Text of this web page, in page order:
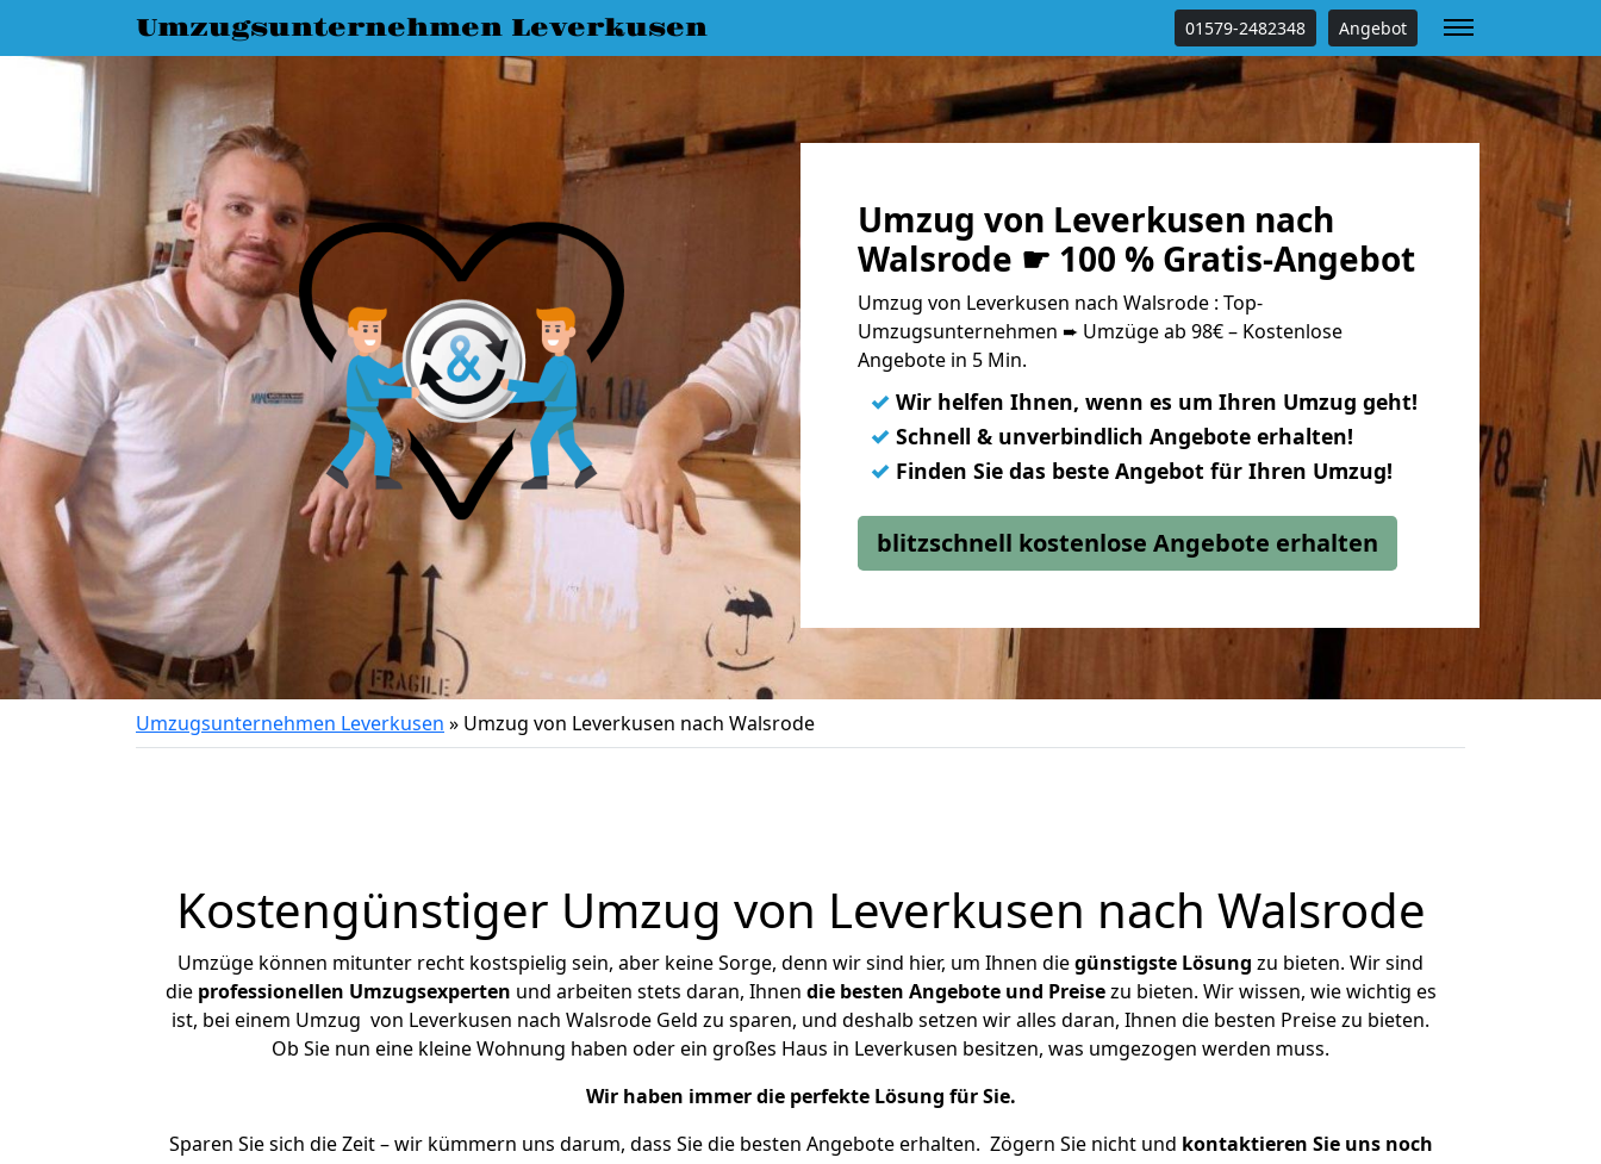
Umzugsunternehmen Leverkusen 01579-2482348 Angebot
Umzug von Leverkusen nach
Walsrode ☛ 100 % Gratis-Angebot
Umzug von Leverkusen nach Walsrode : Top-
Umzugsunternehmen ➨ Umzüge ab 98€ – Kostenlose
Angebote in 5 Min.
✓ Wir helfen Ihnen, wenn es um Ihren Umzug geht!
✓ Schnell & unverbindlich Angebote erhalten!
✓ Finden Sie das beste Angebot für Ihren Umzug!
blitzschnell kostenlose Angebote erhalten
Umzugsunternehmen Leverkusen » Umzug von Leverkusen nach Walsrode
Kostengünstiger Umzug von Leverkusen nach Walsrode
Umzüge können mitunter recht kostspielig sein, aber keine Sorge, denn wir sind hier, um Ihnen diegünstigste Lösung zu bieten. Wir sind
die professionellen Umzugsexperten und arbeiten stets daran, Ihnen die besten Angebote und Preisezu bieten. Wir wissen, wie wichtig es
ist, bei einem Umzug von Leverkusen nach Walsrode Geld zu sparen, und deshalb setzen wir alles daran, Ihnen die besten Preise zu bieten.
Ob Sie nun eine kleine Wohnung haben oder ein großes Haus in Leverkusen besitzen, was umgezogen werden muss.
Wir haben immer die perfekte Lösung für Sie.
Sparen Sie sich die Zeit – wir kümmern uns darum, dass Sie die besten Angebote erhalten. Zögern Sie nicht und kontaktieren Sie uns noch